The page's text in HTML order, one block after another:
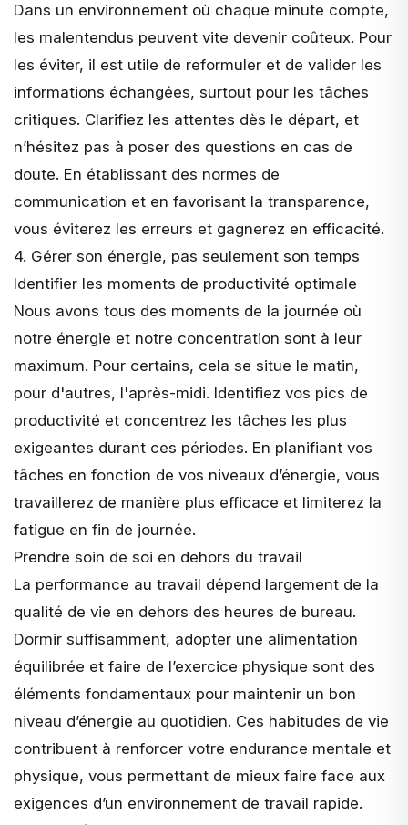
Dans un environnement où chaque minute compte,
les malentendus peuvent vite devenir coûteux. Pour
les éviter, il est utile de reformuler et de valider les
informations échangées, surtout pour les tâches
critiques. Clarifiez les attentes dès le départ, et
n’hésitez pas à poser des questions en cas de
doute. En établissant des normes de
communication et en favorisant la transparence,
vous éviterez les erreurs et gagnerez en efficacité.
4. Gérer son énergie, pas seulement son temps
Identifier les moments de productivité optimale
Nous avons tous des moments de la journée où
notre énergie et notre concentration sont à leur
maximum. Pour certains, cela se situe le matin,
pour d'autres, l'après-midi. Identifiez vos pics de
productivité et concentrez les tâches les plus
exigeantes durant ces périodes. En planifiant vos
tâches en fonction de vos niveaux d’énergie, vous
travaillerez de manière plus efficace et limiterez la
fatigue en fin de journée.
Prendre soin de soi en dehors du travail
La performance au travail dépend largement de la
qualité de vie en dehors des heures de bureau.
Dormir suffisamment, adopter une alimentation
équilibrée et faire de l’exercice physique sont des
éléments fondamentaux pour maintenir un bon
niveau d’énergie au quotidien. Ces habitudes de vie
contribuent à renforcer votre endurance mentale et
physique, vous permettant de mieux faire face aux
exigences d’un environnement de travail rapide.